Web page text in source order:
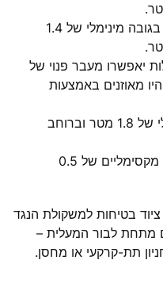
דלתות גישה לחדרי גלגלות יהיו בגובה מינימלי של 1.4
יאפשרו מעבר פנוי של
על 0.8 מטר ויהיו מאוזנים באמצעות
דלתות חירום יהיו בגובה מינימלי של 1.8 מטר וברוחב
דלתות בדיקה יהיו בגובה ורוחב מקסימליים של 0.5
בטיחות למשקולת הנגד
מתחת לבור המעלית –
תת-קרקעי או מחסן.